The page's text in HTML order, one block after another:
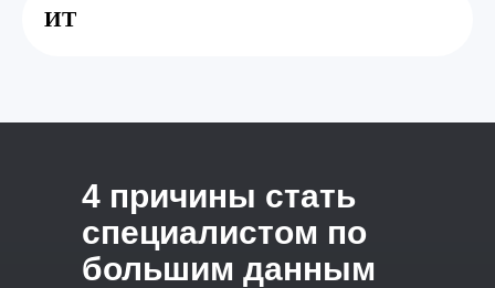
ИТ
4 причины стать
специалистом по
большим данным